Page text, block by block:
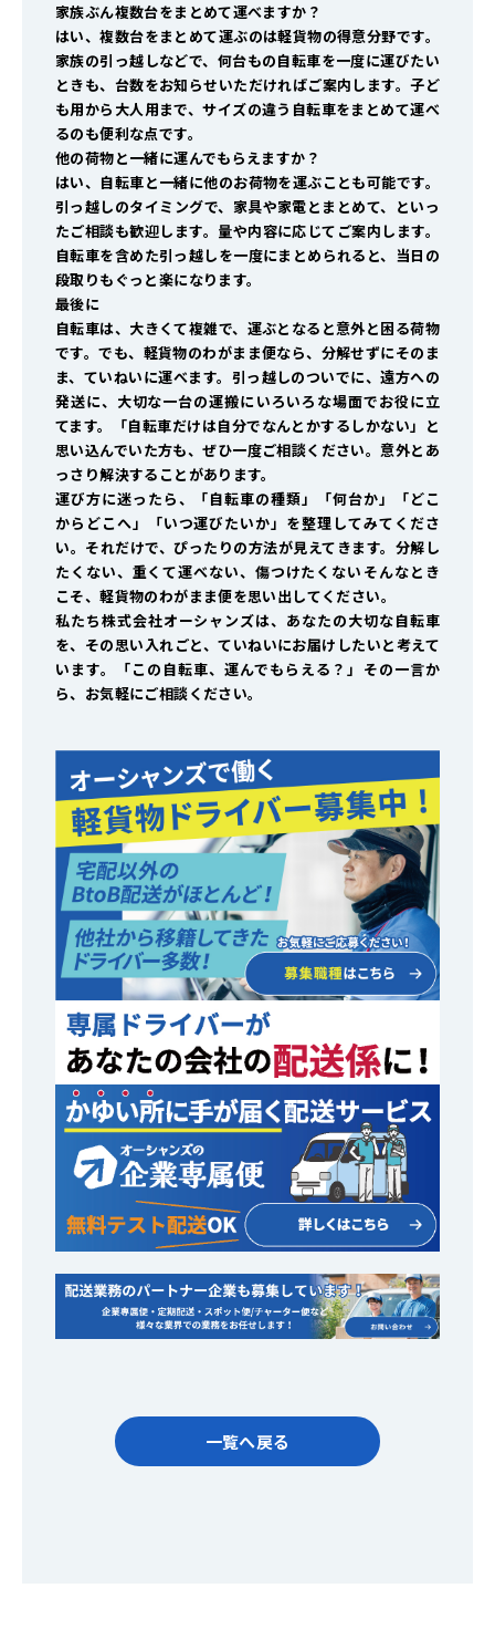
家族ぶん複数台をまとめて運べますか？
はい、複数台をまとめて運ぶのは軽貨物の得意分野です。
家族の引っ越しなどで、何台もの自転車を一度に運びたい
ときも、台数をお知らせいただければご案内します。子ど
も用から大人用まで、サイズの違う自転車をまとめて運べ
るのも便利な点です。
他の荷物と一緒に運んでもらえますか？
はい、自転車と一緒に他のお荷物を運ぶことも可能です。
引っ越しのタイミングで、家具や家電とまとめて、といっ
たご相談も歓迎します。量や内容に応じてご案内します。
自転車を含めた引っ越しを一度にまとめられると、当日の
段取りもぐっと楽になります。
最後に
自転車は、大きくて複雑で、運ぶとなると意外と困る荷物
です。でも、軽貨物のわがまま便なら、分解せずにそのま
ま、ていねいに運べます。引っ越しのついでに、遠方への
発送に、大切な一台の運搬に――いろいろな場面でお役に立
てます。「自転車だけは自分でなんとかするしかない」と
思い込んでいた方も、ぜひ一度ご相談ください。意外とあ
っさり解決することがあります。
運び方に迷ったら、「自転車の種類」「何台か」「どこ
からどこへ」「いつ運びたいか」を整理してみてくださ
い。それだけで、ぴったりの方法が見えてきます。分解し
たくない、重くて運べない、傷つけたくない――そんなとき
こそ、軽貨物のわがまま便を思い出してください。
私たち株式会社オーシャンズは、あなたの大切な自転車
を、その思い入れごと、ていねいにお届けしたいと考えて
います。「この自転車、運んでもらえる？」――その一言か
ら、お気軽にご相談ください。
一覧へ戻る